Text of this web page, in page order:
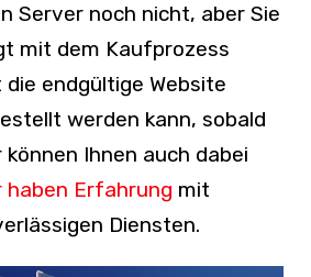
Server noch nicht, aber Sie
mit dem Kaufprozess
endgültige Website
werden kann, sobald
Ihnen auch dabei
haben Erfahrung mit
Diensten.